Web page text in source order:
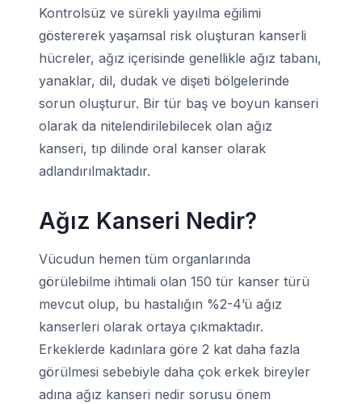
Kontrolsüz ve sürekli yayılma eğilimi
göstererek yaşamsal risk oluşturan kanserli
hücreler, ağız içerisinde genellikle ağız tabanı,
yanaklar, dil, dudak ve dişeti bölgelerinde
sorun oluşturur. Bir tür baş ve boyun kanseri
olarak da nitelendirilebilecek olan ağız
kanseri, tıp dilinde oral kanser olarak
adlandırılmaktadır.
Ağız Kanseri Nedir?
Vücudun hemen tüm organlarında
görülebilme ihtimali olan 150 tür kanser türü
mevcut olup, bu hastalığın %2-4’ü ağız
kanserleri olarak ortaya çıkmaktadır.
Erkeklerde kadınlara göre 2 kat daha fazla
görülmesi sebebiyle daha çok erkek bireyler
adına ağız kanseri nedir sorusu önem